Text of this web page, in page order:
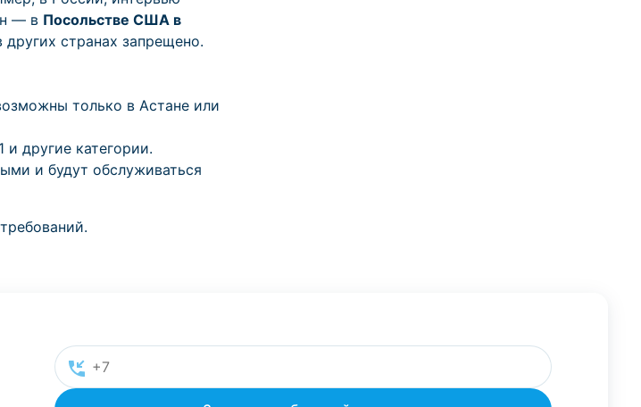
— в Посольстве США в
странах запрещено.
только в Астане или
другие категории.
и будут обслуживаться